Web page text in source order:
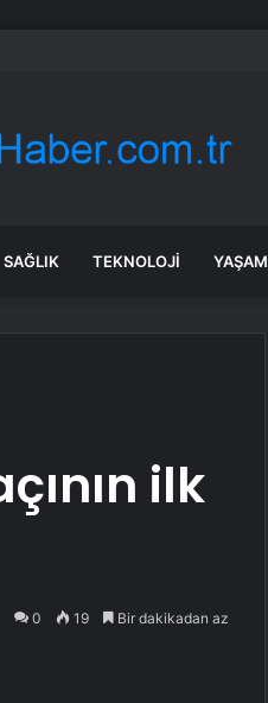
SAĞLIK TEKNOLOJI YAŞAM
ilk
0 19 Bir dakikadan az